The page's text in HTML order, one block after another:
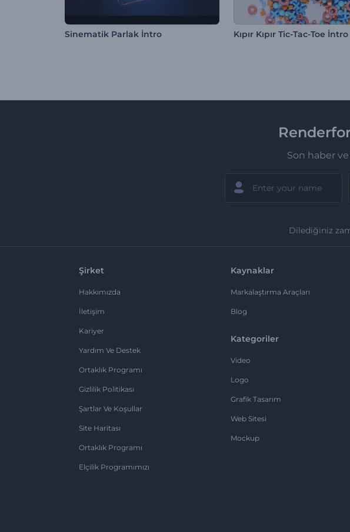
Sinematik Parlak İntro Kıpır Kıpır Tic-Tac-Toe İntro
Son haber
Dilediğiniz
Şirket
Hakkımızda
İletişim
Kariyer
Yardım Ve Destek
Ortaklık Programı
Gizlilik Politikası
Şartlar Ve Koşullar
Site Haritası
Ortaklık Programı
Elçilik Programımızı
Kaynaklar
Markalaştırma Araçları
Blog
Kategoriler
Video
Logo
Grafik Tasarım
Web Sitesi
Mockup